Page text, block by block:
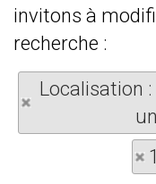
invitons à
recherche :
Localisation